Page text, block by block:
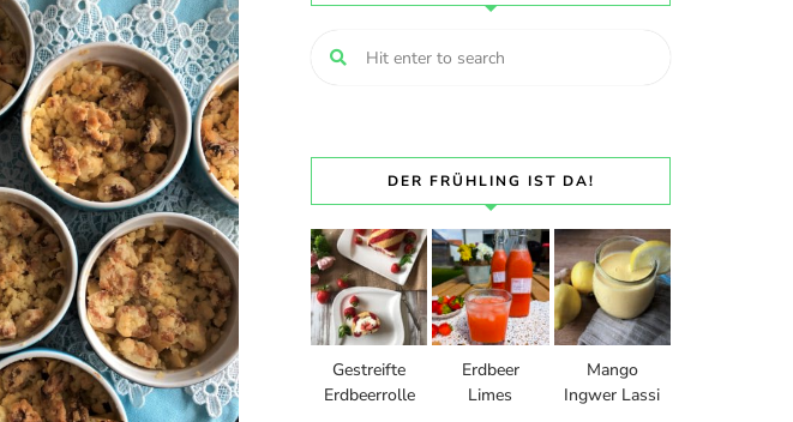
DER FRÜHLING IST DA!
Gestreifte
Erdbeerrolle
Erdbeer
Limes
Mango
Ingwer Lassi